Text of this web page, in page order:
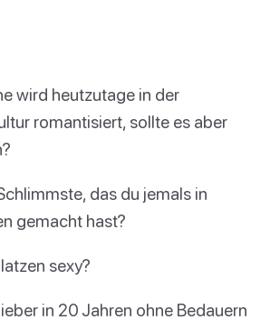
wird heutzutage in der
romantisiert, sollte es aber
das du jemals in
gemacht hast?
sexy?
in 20 Jahren ohne Bedauern